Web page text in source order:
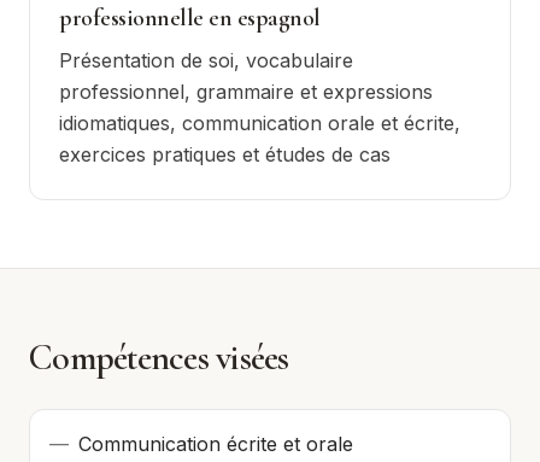
professionnelle en espagnol
Présentation de soi, vocabulaire
professionnel, grammaire et expressions
idiomatiques, communication orale et écrite,
exercices pratiques et études de cas
Compétences visées
— Communication écrite et orale